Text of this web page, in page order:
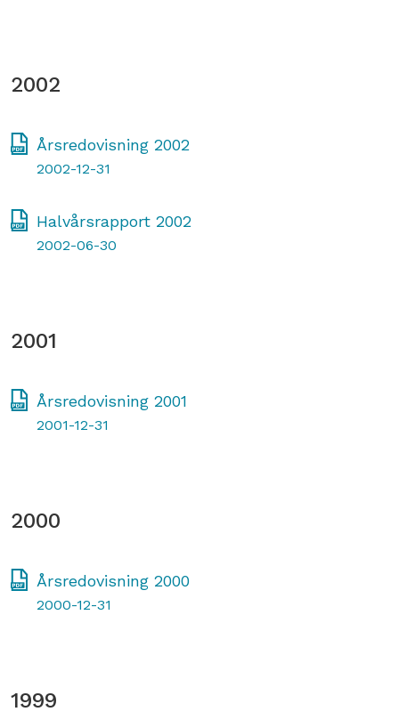
2002
Årsredovisning 2002
2002-12-31
Halvårsrapport 2002
2002-06-30
2001
Årsredovisning 2001
2001-12-31
2000
Årsredovisning 2000
2000-12-31
1999